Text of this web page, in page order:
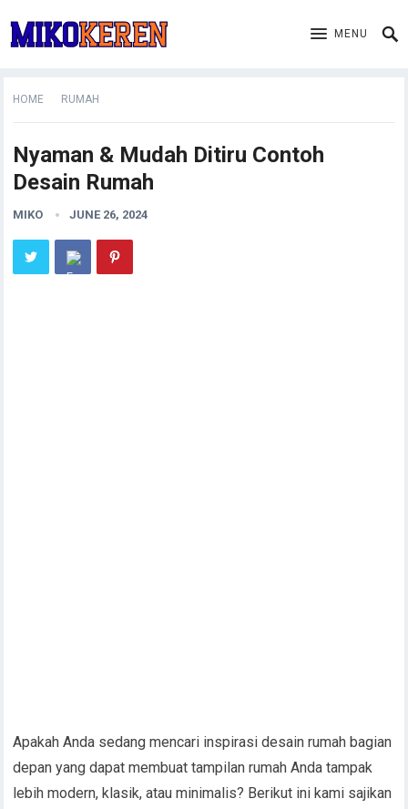
MENU
HOME RUMAH
Nyaman & Mudah Ditiru Contoh
Desain Rumah
MIKO JUNE 26, 2024
Apakah Anda sedang mencari inspirasi desain rumah bagian
depan yang dapat membuat tampilan rumah Anda tampak
lebih modern, klasik, atau minimalis? Berikut ini kami sajikan